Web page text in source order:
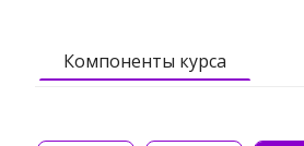
Компоненты курса